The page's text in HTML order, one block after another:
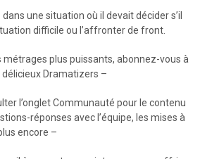
une situation où il devait décider s’il
difficile ou l’affronter de front.
plus puissants, abonnez-vous à
Dramatizers –
l’onglet Communauté pour le contenu
réponses avec l’équipe, les mises à
encore –